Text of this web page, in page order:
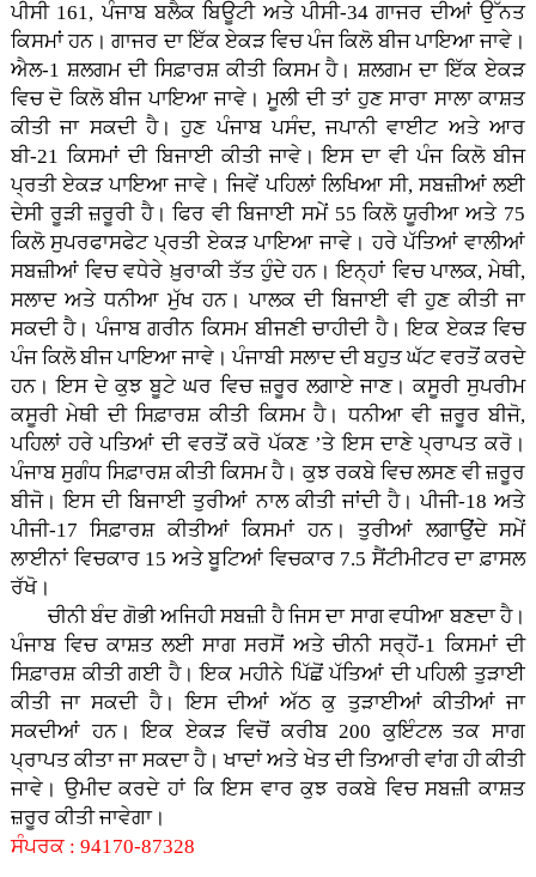
ਪੀਸੀ 161, ਪੰਜਾਬ ਬਲੈਕ ਬਿਊਟੀ ਅਤੇ ਪੀਸੀ-34 ਗਾਜਰ ਦੀਆਂ ਉੱਨਤ
ਕਿਸਮਾਂ ਹਨ। ਗਾਜਰ ਦਾ ਇੱਕ ਏਕੜ ਵਿਚ ਪੰਜ ਕਿਲੋ ਬੀਜ ਪਾਇਆ ਜਾਵੇ।
ਐਲ-1 ਸ਼ਲਗਮ ਦੀ ਸਿਫ਼ਾਰਸ਼ ਕੀਤੀ ਕਿਸਮ ਹੈ। ਸ਼ਲਗਮ ਦਾ ਇੱਕ ਏਕੜ
ਵਿਚ ਦੋ ਕਿਲੋ ਬੀਜ ਪਾਇਆ ਜਾਵੇ। ਮੂਲੀ ਦੀ ਤਾਂ ਹੁਣ ਸਾਰਾ ਸਾਲਾ ਕਾਸ਼ਤ
ਕੀਤੀ ਜਾ ਸਕਦੀ ਹੈ। ਹੁਣ ਪੰਜਾਬ ਪਸੰਦ, ਜਪਾਨੀ ਵਾਈਟ ਅਤੇ ਆਰ
ਬੀ-21 ਕਿਸਮਾਂ ਦੀ ਬਿਜਾਈ ਕੀਤੀ ਜਾਵੇ। ਇਸ ਦਾ ਵੀ ਪੰਜ ਕਿਲੋ ਬੀਜ
ਪ੍ਰਤੀ ਏਕੜ ਪਾਇਆ ਜਾਵੇ। ਜਿਵੇਂ ਪਹਿਲਾਂ ਲਿਖਿਆ ਸੀ, ਸਬਜ਼ੀਆਂ ਲਈ
ਦੇਸੀ ਰੂੜੀ ਜ਼ਰੂਰੀ ਹੈ। ਫਿਰ ਵੀ ਬਿਜਾਈ ਸਮੇਂ 55 ਕਿਲੋ ਯੂਰੀਆ ਅਤੇ 75
ਕਿਲੋ ਸੁਪਰਫਾਸਫੇਟ ਪ੍ਰਤੀ ਏਕੜ ਪਾਇਆ ਜਾਵੇ। ਹਰੇ ਪੱਤਿਆਂ ਵਾਲੀਆਂ
ਸਬਜ਼ੀਆਂ ਵਿਚ ਵਧੇਰੇ ਖ਼ੁਰਾਕੀ ਤੱਤ ਹੁੰਦੇ ਹਨ। ਇਨ੍ਹਾਂ ਵਿਚ ਪਾਲਕ, ਮੇਥੀ,
ਸਲਾਦ ਅਤੇ ਧਨੀਆ ਮੁੱਖ ਹਨ। ਪਾਲਕ ਦੀ ਬਿਜਾਈ ਵੀ ਹੁਣ ਕੀਤੀ ਜਾ
ਸਕਦੀ ਹੈ। ਪੰਜਾਬ ਗਰੀਨ ਕਿਸਮ ਬੀਜਣੀ ਚਾਹੀਦੀ ਹੈ। ਇਕ ਏਕੜ ਵਿਚ
ਪੰਜ ਕਿਲੋ ਬੀਜ ਪਾਇਆ ਜਾਵੇ। ਪੰਜਾਬੀ ਸਲਾਦ ਦੀ ਬਹੁਤ ਘੱਟ ਵਰਤੋਂ ਕਰਦੇ
ਹਨ। ਇਸ ਦੇ ਕੁਝ ਬੂਟੇ ਘਰ ਵਿਚ ਜ਼ਰੂਰ ਲਗਾਏ ਜਾਣ। ਕਸੂਰੀ ਸੁਪਰੀਮ
ਕਸੂਰੀ ਮੇਥੀ ਦੀ ਸਿਫ਼ਾਰਸ਼ ਕੀਤੀ ਕਿਸਮ ਹੈ। ਧਨੀਆ ਵੀ ਜ਼ਰੂਰ ਬੀਜੋ,
ਪਹਿਲਾਂ ਹਰੇ ਪਤਿਆਂ ਦੀ ਵਰਤੋਂ ਕਰੋ ਪੱਕਣ ’ਤੇ ਇਸ ਦਾਣੇ ਪ੍ਰਾਪਤ ਕਰੋ।
ਪੰਜਾਬ ਸੁਗੰਧ ਸਿਫ਼ਾਰਸ਼ ਕੀਤੀ ਕਿਸਮ ਹੈ। ਕੁਝ ਰਕਬੇ ਵਿਚ ਲਸਣ ਵੀ ਜ਼ਰੂਰ
ਬੀਜੋ। ਇਸ ਦੀ ਬਿਜਾਈ ਤੁਰੀਆਂ ਨਾਲ ਕੀਤੀ ਜਾਂਦੀ ਹੈ। ਪੀਜੀ-18 ਅਤੇ
ਪੀਜੀ-17 ਸਿਫ਼ਾਰਸ਼ ਕੀਤੀਆਂ ਕਿਸਮਾਂ ਹਨ। ਤੁਰੀਆਂ ਲਗਾਉਂਦੇ ਸਮੇਂ
ਲਾਈਨਾਂ ਵਿਚਕਾਰ 15 ਅਤੇ ਬੂਟਿਆਂ ਵਿਚਕਾਰ 7.5 ਸੈਂਟੀਮੀਟਰ ਦਾ ਫ਼ਾਸਲ
ਰੱਖੋ।
ਚੀਨੀ ਬੰਦ ਗੋਭੀ ਅਜਿਹੀ ਸਬਜ਼ੀ ਹੈ ਜਿਸ ਦਾ ਸਾਗ ਵਧੀਆ ਬਣਦਾ ਹੈ।
ਪੰਜਾਬ ਵਿਚ ਕਾਸ਼ਤ ਲਈ ਸਾਗ ਸਰਸੋਂ ਅਤੇ ਚੀਨੀ ਸਰ੍ਹੋਂ-1 ਕਿਸਮਾਂ ਦੀ
ਸਿਫ਼ਾਰਸ਼ ਕੀਤੀ ਗਈ ਹੈ। ਇਕ ਮਹੀਨੇ ਪਿੱਛੋਂ ਪੱਤਿਆਂ ਦੀ ਪਹਿਲੀ ਤੁੜਾਈ
ਕੀਤੀ ਜਾ ਸਕਦੀ ਹੈ। ਇਸ ਦੀਆਂ ਅੱਠ ਕੁ ਤੁੜਾਈਆਂ ਕੀਤੀਆਂ ਜਾ
ਸਕਦੀਆਂ ਹਨ। ਇਕ ਏਕੜ ਵਿਚੋਂ ਕਰੀਬ 200 ਕੁਇੰਟਲ ਤਕ ਸਾਗ
ਪ੍ਰਾਪਤ ਕੀਤਾ ਜਾ ਸਕਦਾ ਹੈ। ਖਾਦਾਂ ਅਤੇ ਖੇਤ ਦੀ ਤਿਆਰੀ ਵਾਂਗ ਹੀ ਕੀਤੀ
ਜਾਵੇ। ਉਮੀਦ ਕਰਦੇ ਹਾਂ ਕਿ ਇਸ ਵਾਰ ਕੁਝ ਰਕਬੇ ਵਿਚ ਸਬਜ਼ੀ ਕਾਸ਼ਤ
ਜ਼ਰੂਰ ਕੀਤੀ ਜਾਵੇਗਾ।
ਸੰਪਰਕ : 94170-87328